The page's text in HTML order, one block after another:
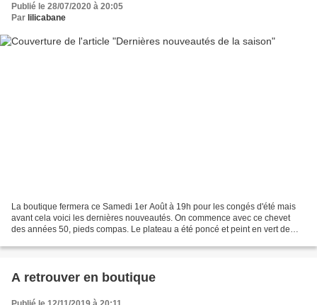
Publié le 28/07/2020 à 20:05
Par lilicabane
La boutique fermera ce Samedi 1er Août à 19h pour les congés d'été mais
avant cela voici les dernières nouveautés. On commence avec ce chevet
des années 50, pieds compas. Le plateau a été poncé et peint en vert de
A retrouver en boutique